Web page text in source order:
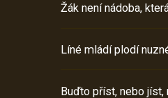
Žák není nádoba,
Líné mládí plodí
Buďto příst, nebo